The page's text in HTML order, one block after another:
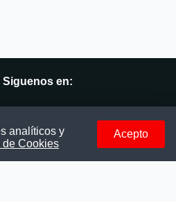
Siguenos en:
Instagram
analíticos y
de Cookies
Acepto